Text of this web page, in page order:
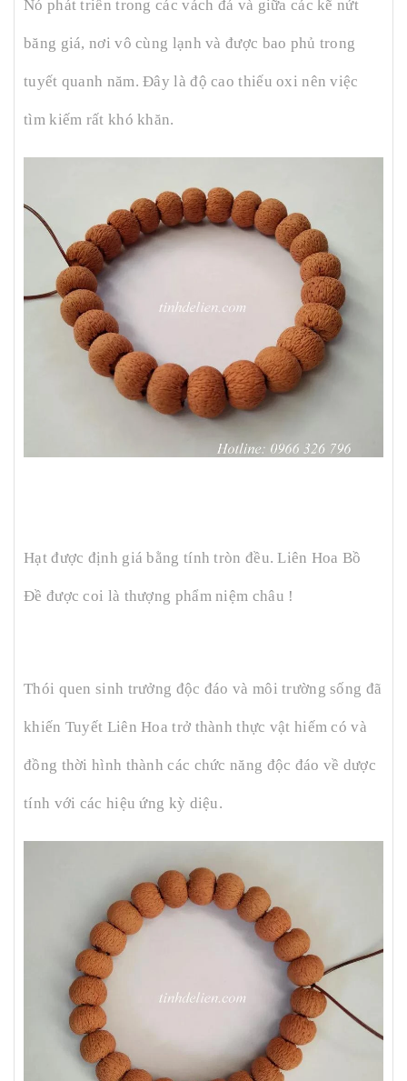
Nó phát triển trong các vách đá và giữa các kẽ nứt
băng giá, nơi vô cùng lạnh và được bao phủ trong
tuyết quanh năm. Đây là độ cao thiếu oxi nên việc
tìm kiếm rất khó khăn.
Hạt được định giá bằng tính tròn đều. Liên Hoa Bồ
Đề được coi là thượng phẩm niệm châu !
Thói quen sinh trưởng độc đáo và môi trường sống đã
khiến Tuyết Liên Hoa trở thành thực vật hiếm có và
đồng thời hình thành các chức năng độc đáo về dược
tính với các hiệu ứng kỳ diệu.